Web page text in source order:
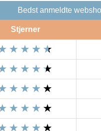
Bedst anmeldte
Stjerner